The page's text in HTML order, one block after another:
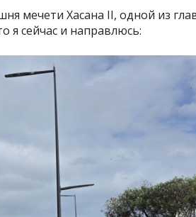
мечети Хасана II, одной из
я сейчас и направлюсь: